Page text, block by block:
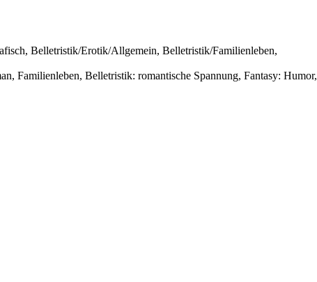
Belletristik/Erotik/Allgemein, Belletristik/Familienleben,
Familienleben, Belletristik: romantische Spannung, Fantasy: Humor,